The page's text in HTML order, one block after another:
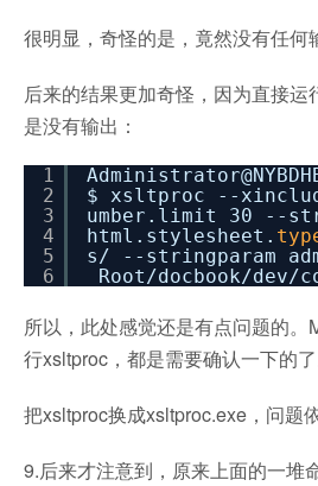
很明显，奇怪的是，竟然没有任何
后来的结果更加奇怪，因为直接
是没有输出：
1
2
3
4
5
6
$ xsltproc --
umber.limit 30 --
html.stylesheet.
s/ --stringparam
_Root/docbook/dev/
所以，此处感觉还是有点问题的。
行xsltproc，都是需要确认一下的了
把xsltproc换成xsltproc.exe，问题
9.后来才注意到，原来上面的一堆